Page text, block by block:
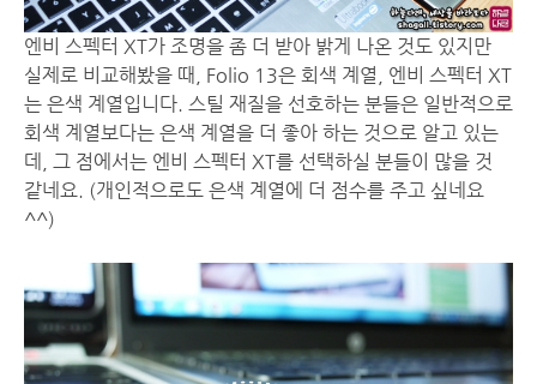
엔비 스펙터 XT가 조명을 좀 더 받아 밝게 나온 것도 있지만
실제로 비교해봤을 때, Folio 13은 회색 계열, 엔비 스펙터 XT
는 은색 계열입니다. 스틸 재질을 선호하는 분들은 일반적으로
회색 계열보다는 은색 계열을 더 좋아 하는 것으로 알고 있는
데, 그 점에서는 엔비 스펙터 XT를 선택하실 분들이 많을 것
같네요. (개인적으로도 은색 계열에 더 점수를 주고 싶네요
^^)